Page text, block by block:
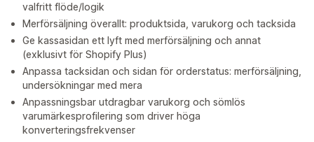
valfritt flöde/logik
Merförsäljning överallt: produktsida, varukorg och tacksida
Ge kassasidan ett lyft med merförsäljning och annat
(exklusivt för Shopify Plus)
Anpassa tacksidan och sidan för orderstatus: merförsäljning,
undersökningar med mera
Anpassningsbar utdragbar varukorg och sömlös
varumärkesprofilering som driver höga
konverteringsfrekvenser